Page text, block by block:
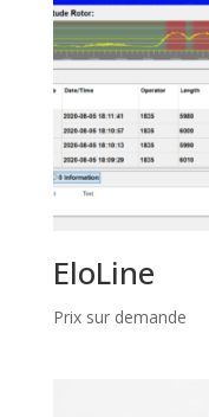
EloLine
Prix sur demande